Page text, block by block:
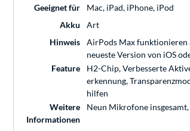
Geeignet für
Mac, iPad, iPhone, iPod
Akku
Art
Hinweis
AirPods Max funktionieren
neueste Version von iOS
Feature
H2-Chip, Verbesserte
erkennung,
hilfen
Weitere
Informationen
Neun Mikro­fone